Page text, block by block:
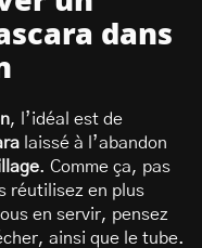
dans
, l’idéal est de
laissé à l’abandon
. Comme ça, pas
réutilisez en plus
en servir, pensez
ainsi que le tube.